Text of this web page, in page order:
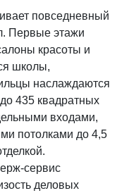
повседневный
Первые этажи
красоты и
школы,
наслаждаются
435 квадратных
входами,
потолками до 4,5
сервис
деловых